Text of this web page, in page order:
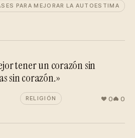
PARA MEJORAR LA AUTOESTIMA
tener un corazón sin
sin corazón.»
RELIGIÓN 0 0